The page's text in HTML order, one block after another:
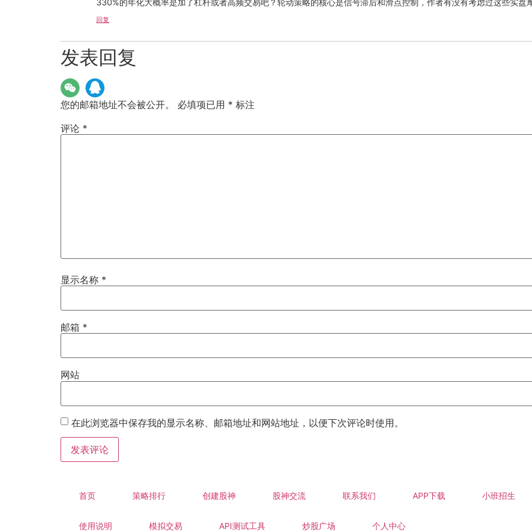
回复
发表回复
您的邮箱地址不会被公开。 必填项已用 * 标注
评论 *
显示名称 *
邮箱 *
网站
在此浏览器中保存我的显示名称、邮箱地址和网站地址，以便下次评论时使用。
首页 策略排行 创建股神 股神交流 联系我们 APP下载 小班招生
使用说明 模拟交易 API测试工具 炒股广场 个人中心